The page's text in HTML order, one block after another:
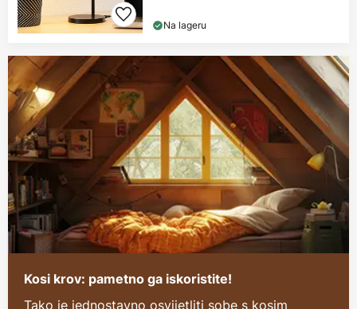
Na lageru
Kosi krov: pametno ga iskoristite!
Tako je jednostavno osvijetliti sobe s kosim